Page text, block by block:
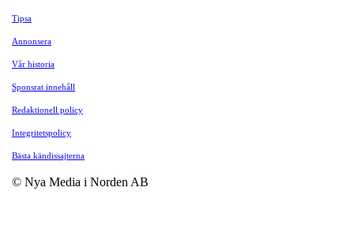
Tipsa
Annonsera
Vår historia
Sponsrat innehåll
Redaktionell policy
Integritetspolicy
Bästa kändissajterna
© Nya Media i Norden AB